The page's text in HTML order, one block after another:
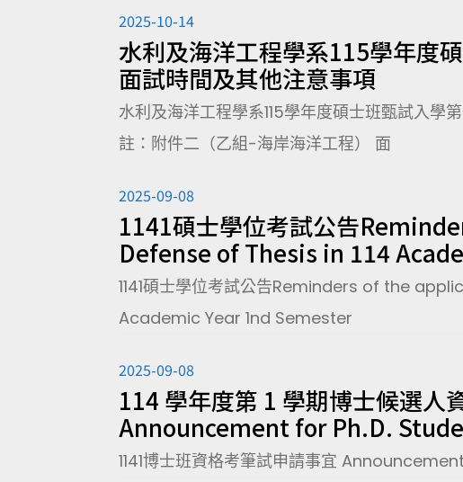
2025-10-14
水利及海洋工程學系115學年度
面試時間及其他注意事項
水利及海洋工程學系115學年度碩士班甄試入學
註：附件二（乙組-海岸海洋工程） 面
2025-09-08
1141碩士學位考試公告
Defense of Thesis in 114
1141碩士學位考試公告Reminders of the
Academic Year 1nd Semester
2025-09-08
114 學年度第 1 學期博士候選人
Announcement for Ph.D.
1141博士班資格考筆試申請事宜